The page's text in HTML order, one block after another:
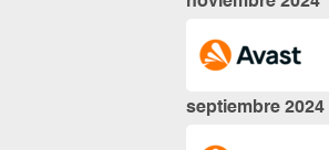
septiembre 2024